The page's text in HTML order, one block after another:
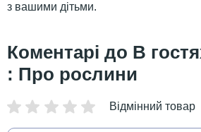
з вашими дітьми.
В
: Про рослини